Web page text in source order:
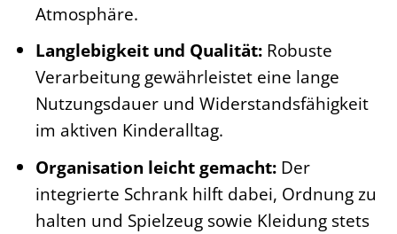
Atmosphäre.
Langlebigkeit und Qualität: Robuste
Verarbeitung gewährleistet eine lange
Nutzungsdauer und Widerstandsfähigkeit
im aktiven Kinderalltag.
Organisation leicht gemacht: Der
integrierte Schrank hilft dabei, Ordnung zu
halten und Spielzeug sowie Kleidung stets